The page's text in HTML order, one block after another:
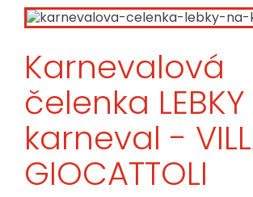
Karnevalová
čelenka
karneval -
GIOCATTOLI